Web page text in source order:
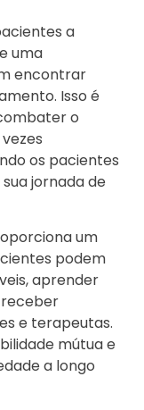
a
uma
encontrar
Isso é
o
os pacientes
jornada de
um
podem
aprender
receber
e terapeutas.
mútua e
a longo